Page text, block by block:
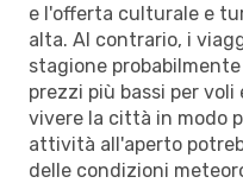
e l'offerta culturale e
alta. Al contrario, i
stagione
prezzi più bassi per
vivere la città in modo
attività all'aperto
delle condizioni